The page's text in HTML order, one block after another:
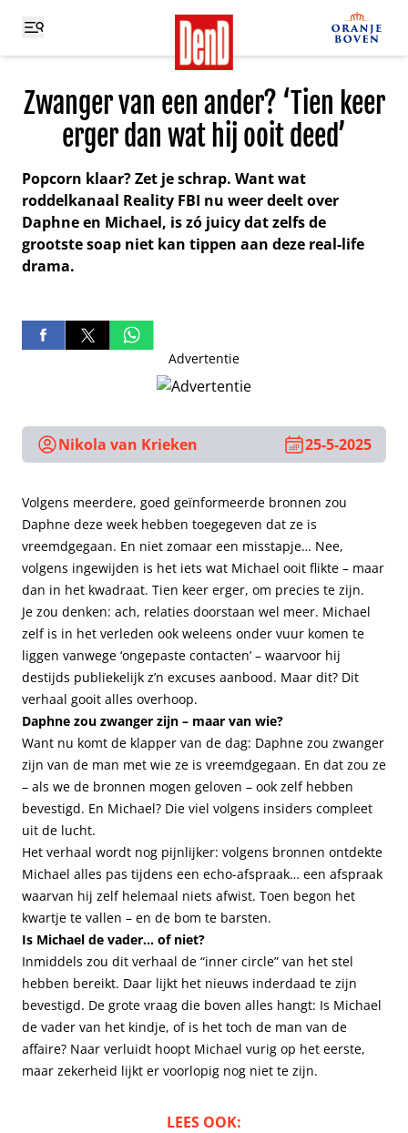
Zwanger van een ander? ‘Tien keer
erger dan wat hij ooit deed’
Popcorn klaar? Zet je schrap. Want wat
roddelkanaal Reality FBI nu weer deelt over
Daphne en Michael, is zó juicy dat zelfs de
grootste soap niet kan tippen aan deze real-life
drama.
Advertentie
Nikola van Krieken 25-5-2025
Volgens meerdere, goed geïnformeerde bronnen zou
Daphne deze week hebben toegegeven dat ze is
vreemdgegaan. En niet zomaar een misstapje… Nee,
volgens ingewijden is het iets wat Michael ooit flikte – maar
dan in het kwadraat. Tien keer erger, om precies te zijn.
Je zou denken: ach, relaties doorstaan wel meer. Michael
zelf is in het verleden ook weleens onder vuur komen te
liggen vanwege ‘ongepaste contacten’ – waarvoor hij
destijds publiekelijk z’n excuses aanbood. Maar dit? Dit
verhaal gooit alles overhoop.
Daphne zou zwanger zijn – maar van wie?
Want nu komt de klapper van de dag: Daphne zou zwanger
zijn van de man met wie ze is vreemdgegaan. En dat zou ze
– als we de bronnen mogen geloven – ook zelf hebben
bevestigd. En Michael? Die viel volgens insiders compleet
uit de lucht.
Het verhaal wordt nog pijnlijker: volgens bronnen ontdekte
Michael alles pas tijdens een echo-afspraak… een afspraak
waarvan hij zelf helemaal niets afwist. Toen begon het
kwartje te vallen – en de bom te barsten.
Is Michael de vader… of niet?
Inmiddels zou dit verhaal de “inner circle” van het stel
hebben bereikt. Daar lijkt het nieuws inderdaad te zijn
bevestigd. De grote vraag die boven alles hangt: Is Michael
de vader van het kindje, of is het toch de man van de
affaire? Naar verluidt hoopt Michael vurig op het eerste,
maar zekerheid lijkt er voorlopig nog niet te zijn.
LEES OOK: